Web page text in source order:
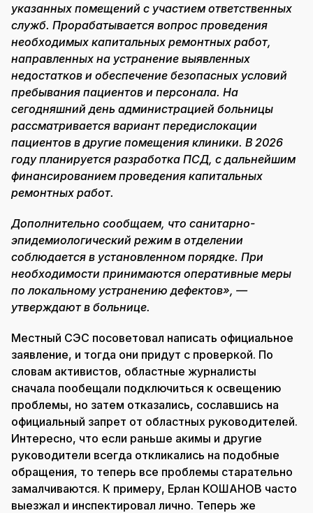
указанных помещений с участием ответственных
служб. Прорабатывается вопрос проведения
необходимых капитальных ремонтных работ,
направленных на устранение выявленных
недостатков и обеспечение безопасных условий
пребывания пациентов и персонала. На
сегодняшний день администрацией больницы
рассматривается вариант передислокации
пациентов в другие помещения клиники. В 2026
году планируется разработка ПСД, с дальнейшим
финансированием проведения капитальных
ремонтных работ.
Дополнительно сообщаем, что санитарно-
эпидемиологический режим в отделении
соблюдается в установленном порядке. При
необходимости принимаются оперативные меры
по локальному устранению дефектов», —
утверждают в больнице.
Местный СЭС посоветовал написать официальное
заявление, и тогда они придут с проверкой. По
словам активистов, областные журналисты
сначала пообещали подключиться к освещению
проблемы, но затем отказались, сославшись на
официальный запрет от областных руководителей.
Интересно, что если раньше акимы и другие
руководители всегда откликались на подобные
обращения, то теперь все проблемы старательно
замалчиваются. К примеру, Ерлан КОШАНОВ часто
выезжал и инспектировал лично. Теперь же